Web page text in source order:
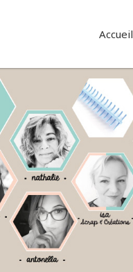
Accueil